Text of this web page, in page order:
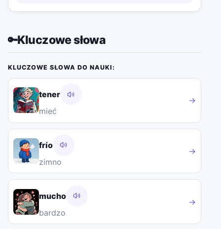
🔑Kluczowe słowa
KLUCZOWE SŁOWA DO NAUKI:
tener
mieć
→
frío
zimno
→
mucho
bardzo
→